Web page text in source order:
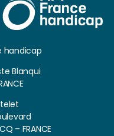
handicap
Blanqui
– FRANCE